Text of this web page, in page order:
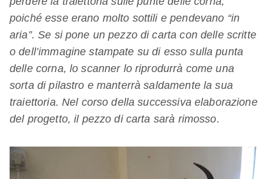
poiché esse erano molto sottili e pendevano “in
aria”. Se si pone un pezzo di carta con delle scritte
o dell’immagine stampate su di esso sulla punta
delle corna, lo scanner lo riprodurrà come una
sorta di pilastro e manterrà saldamente la sua
traiettoria. Nel corso della successiva elaborazione
del progetto, il pezzo di carta sarà rimosso.